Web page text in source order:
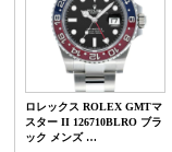
ロレックス ROLEX GMTマ
スター II 126710BLRO ブラ
ック メンズ …